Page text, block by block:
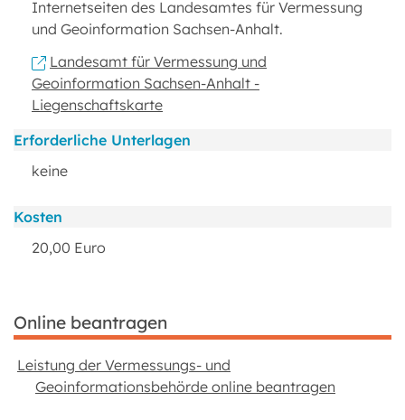
Internetseiten des Landesamtes für Vermessung
und Geoinformation Sachsen-Anhalt.
Landesamt für Vermessung und
Geoinformation Sachsen-Anhalt -
Liegenschaftskarte
Erforderliche Unterlagen
keine
Kosten
20,00 Euro
Online beantragen
Leistung der Vermessungs- und
Geoinformationsbehörde online beantragen